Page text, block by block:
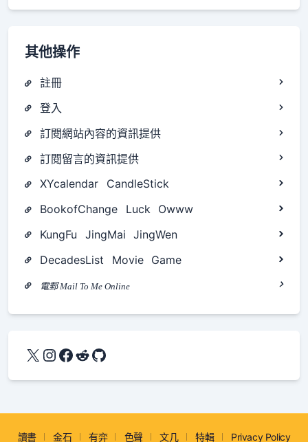
其他操作
註冊
登入
訂閱網站內容的資訊提供
訂閱留言的資訊提供
XYcalendar
CandleStick
BookofChange
Luck
Owww
KungFu
JingMai
JingWen
DecadesList
Movie Game
電郵 Mail To Me Online
X Instagram
Facebook
Reddit
GitHub
讀書 金石 有弈 色聲 文几 特輯 Privacy Policy